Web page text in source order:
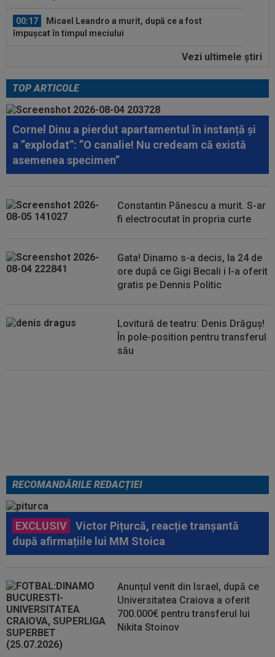
00:04
Surpriza serii în Europa: rezultat ”strălucitor”
pentru oaspeți în turul trei...
Victor Pițurcă, reacție tranșantă
07:15 EXCLUSIV
Universitatea Craiova a plătit
1.000.000 de euro pentru el: "Foarte talentat"
07:10
Anunțul venit din Israel, după ce Universitatea
Craiova a oferit 700.000€...
00:22 EXCLUSIV Dan Petrescu s-a decis
00:19 Jovo Lukic e în fața transferului carierei
Vezi ultimele ştiri
TOP ARTICOLE
Cornel Dinu a pierdut apartamentul în instanță și
a ”explodat”: ”O canalie! Nu credeam că există
asemenea specimen”
Constantin Pănescu a murit. S-ar
fi electrocutat în propria curte
Gata! Dinamo s-a decis, la 24 de
ore după ce Gigi Becali i l-a oferit
gratis pe Dennis Politic
Lovitură de teatru: Denis Drăguș!
În pole-position pentru transferul
său
RECOMANDĂRILE REDACȚIEI
EXCLUSIV
Victor Pițurcă, reacție tranșantă
după afirmațiile lui MM Stoica
Anunțul venit din Israel, după ce
Universitatea Craiova a oferit
700.000€ pentru transferul lui
Nikita Stoinov